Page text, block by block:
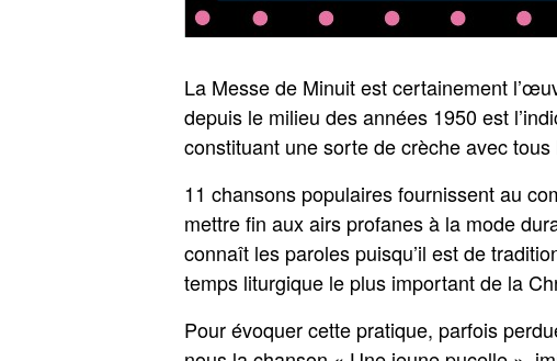
La Messe de Minuit est certainement
depuis le milieu des années 1950 est
constituant une sorte de crèche avec
11 chansons populaires fournissent au
mettre fin aux airs profanes à la mode
connaît les paroles puisqu’il est de
temps liturgique le plus important de la
Pour évoquer cette pratique, parfois